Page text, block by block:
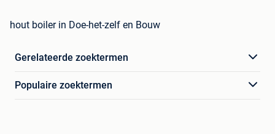
hout boiler in Doe-het-zelf en Bouw
Gerelateerde zoektermen
Populaire zoektermen